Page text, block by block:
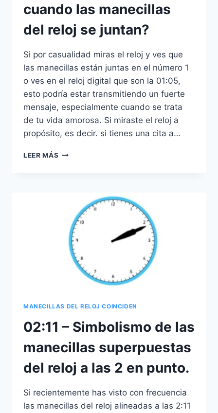
cuando las manecillas
del reloj se juntan?
Si por casualidad miras el reloj y ves que
las manecillas están juntas en el número 1
o ves en el reloj digital que son la 01:05,
esto podría estar transmitiendo un fuerte
mensaje, especialmente cuando se trata
de tu vida amorosa. Si miraste el reloj a
propósito, es decir. si tienes una cita a…
LEER MÁS 01:05
MANECILLAS
DEL
RELOJ
JUNTAN?
MANECILLAS DEL RELOJ COINCIDEN
02:11 – Simbolismo de las
manecillas superpuestas
del reloj a las 2 en punto.
Si recientemente has visto con frecuencia
las manecillas del reloj alineadas a las 2:11